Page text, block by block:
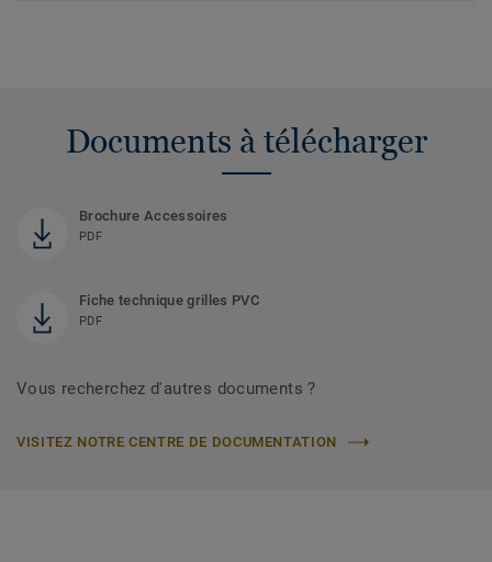
Documents à télécharger
Brochure Accessoires
PDF
Fiche technique grilles PVC
PDF
Vous recherchez d'autres documents ?
VISITEZ NOTRE CENTRE DE DOCUMENTATION